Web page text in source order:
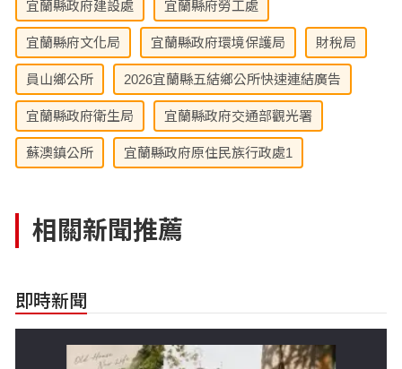
宜蘭縣政府建設處 宜蘭縣府勞工處
宜蘭縣府文化局 宜蘭縣政府環境保護局 財稅局
員山鄉公所 2026宜蘭縣五結鄉公所快速連結廣告
宜蘭縣政府衛生局 宜蘭縣政府交通部觀光署
蘇澳鎮公所 宜蘭縣政府原住民族行政處1
相關新聞推薦
即時新聞